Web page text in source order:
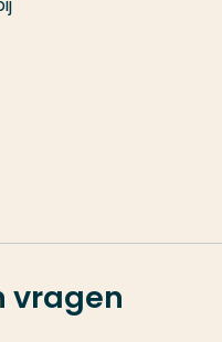
vragen